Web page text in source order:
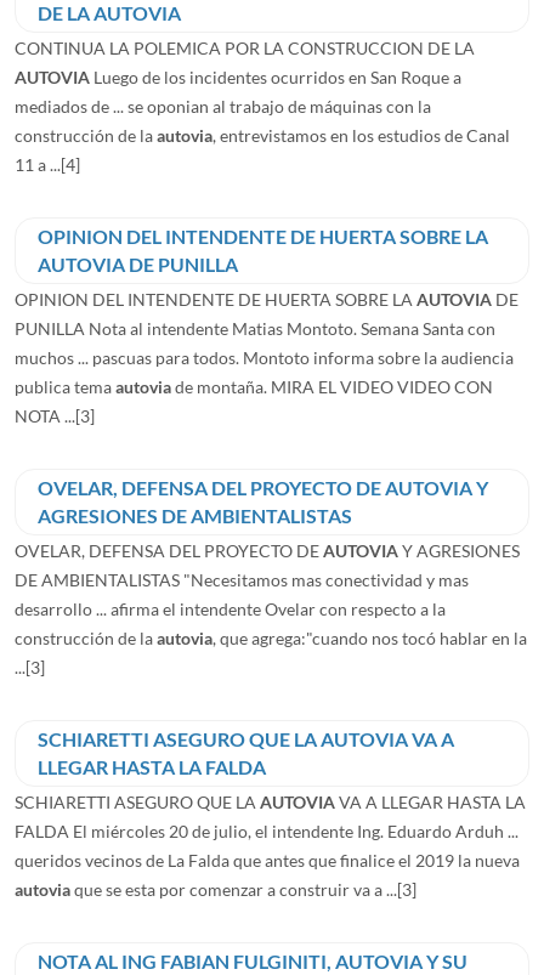
DE LA AUTOVIA
CONTINUA LA POLEMICA POR LA CONSTRUCCION DE LA
AUTOVIA Luego de los incidentes ocurridos en San Roque a
mediados de ... se oponian al trabajo de máquinas con la
construcción de laautovia, entrevistamos en los estudios de Canal
11 a ...[4]
OPINION DEL INTENDENTE DE HUERTA SOBRE LA
AUTOVIA DE PUNILLA
OPINION DEL INTENDENTE DE HUERTA SOBRE LA AUTOVIA DE
PUNILLA Nota al intendente Matias Montoto. Semana Santa con
muchos ... pascuas para todos. Montoto informa sobre la audiencia
publica temaautoviade montaña. MIRA EL VIDEO VIDEO CON
NOTA ...[3]
OVELAR, DEFENSA DEL PROYECTO DE AUTOVIA Y
AGRESIONES DE AMBIENTALISTAS
OVELAR, DEFENSA DEL PROYECTO DEAUTOVIAY AGRESIONES
DE AMBIENTALISTAS "Necesitamos mas conectividad y mas
desarrollo ... afirma el intendente Ovelar con respecto a la
construcción de laautovia, que agrega:"cuando nos tocó hablar en la
...[3]
SCHIARETTI ASEGURO QUE LA AUTOVIA VA A
LLEGAR HASTA LA FALDA
SCHIARETTI ASEGURO QUE LA AUTOVIAVA A LLEGAR HASTA LA
FALDA El miércoles 20 de julio, el intendente Ing. Eduardo Arduh ...
queridos vecinos de La Falda que antes que finalice el 2019 la nueva
autoviaque se esta por comenzar a construir va a ...[3]
NOTA AL ING FABIAN FULGINITI, AUTOVIA Y SU